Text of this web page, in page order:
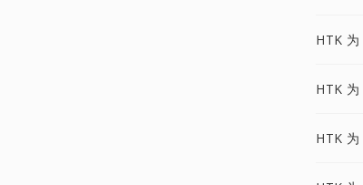
HTK
HTK 为
HTK 为